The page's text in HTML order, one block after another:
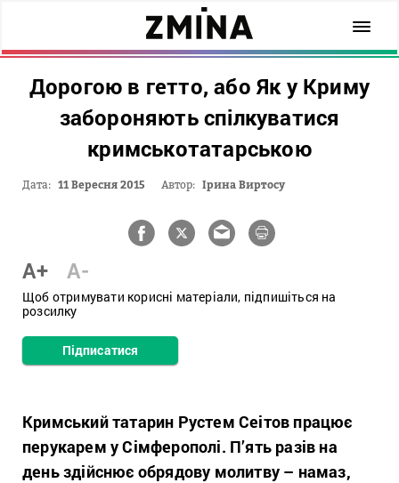
Дорогою в гетто, або Як у Криму
забороняють спілкуватися
кримськотатарською
Дата: 11 Вересня 2015 Автор: Ірина Виртосу
A+ A-
Щоб отримувати корисні матеріали, підпишіться на
розсилку
Підписатися
Кримський татарин Рустем Сеітов працює
перукарем у Сімферополі. П’ять разів на
день здійснює обрядову молитву – намаз,